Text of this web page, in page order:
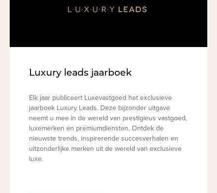
Luxury leads jaarboek
Elk jaar publiceert Luxevastgoed het exclusieve
jaarboek Luxury Leads. Deze bijzonder uitgave
neemt u mee in de wereld van prestigieus vastgoed,
luxemerken en premiumdiensten. Ontdek de
nieuwste trends, inspirerende succesverhalen en
uitzonderlijke merken uit de wereld van exclusieve
luxe.